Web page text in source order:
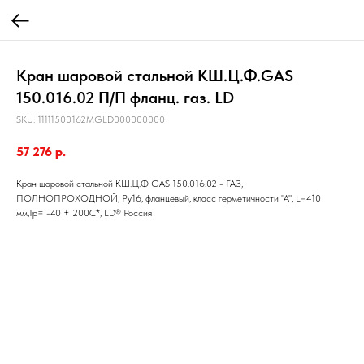
Кран шаровой стальной КШ.Ц.Ф.GAS
150.016.02 П/П фланц. газ. LD
SKU: 11111500162MGLD000000000
57 276 р.
Кран шаровой стальной КШ.Ц.Ф GAS 150.016.02 - ГАЗ,
ПОЛНОПРОХОДНОЙ, Ру16, фланцевый, класс герметичности "А", L=410
мм,Тр= -40 + 200С*, LD® Россия